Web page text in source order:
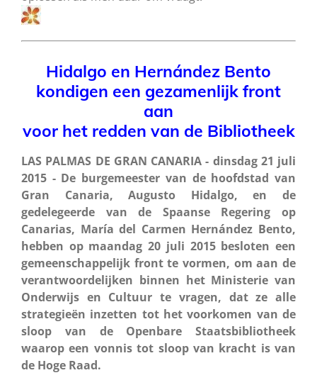
Hidalgo en Hernández Bento
kondigen een gezamenlijk front
aan
voor het redden van de Bibliotheek
LAS PALMAS DE GRAN CANARIA - dinsdag 21 juli
2015 - De burgemeester van de hoofdstad van
Gran Canaria, Augusto Hidalgo, en de
gedelegeerde van de Spaanse Regering op
Canarias, María del Carmen Hernández Bento,
hebben op maandag 20 juli 2015 besloten een
gemeenschappelijk front te vormen, om aan de
verantwoordelijken binnen het Ministerie van
Onderwijs en Cultuur te vragen, dat ze alle
strategieën inzetten tot het voorkomen van de
sloop van de Openbare Staatsbibliotheek
waarop een vonnis tot sloop van kracht is van
de Hoge Raad.